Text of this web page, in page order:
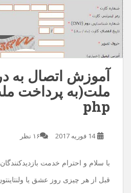
ملت(به پرداخت
php